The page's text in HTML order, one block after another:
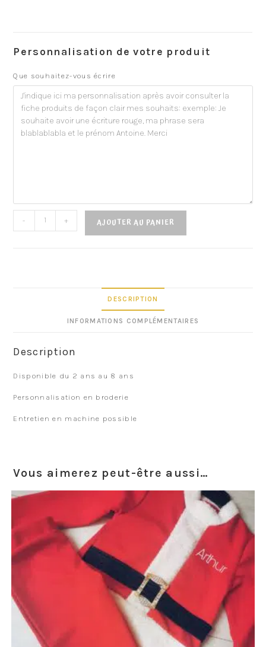
Personnalisation de votre produit
Que souhaitez-vous écrire
- + AJOUTER AU PANIER
DESCRIPTION
INFORMATIONS COMPLÉMENTAIRES
Description
Disponible du 2 ans au 8 ans
Personnalisation en broderie
Entretien en machine possible
Vous aimerez peut-être aussi…